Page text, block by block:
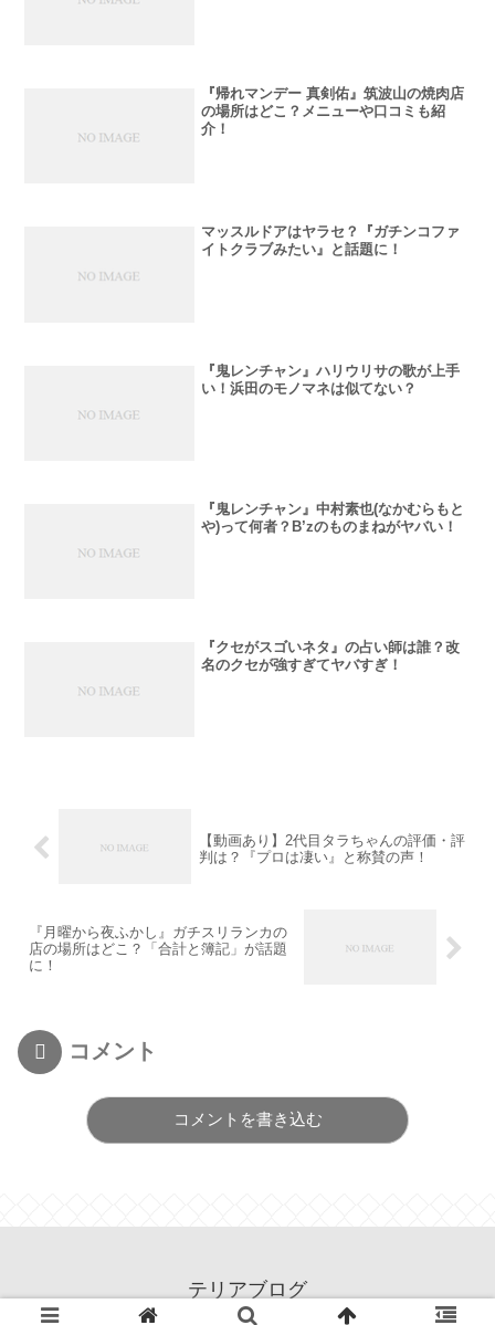
『帰れマンデー 真剣佑』筑波山の焼肉店
の場所はどこ？メニューや口コミも紹
介！
マッスルドアはヤラセ？『ガチンコファ
イトクラブみたい』と話題に！
『鬼レンチャン』ハリウリサの歌が上手
い！浜田のモノマネは似てない？
『鬼レンチャン』中村素也(なかむらもと
や)って何者？B’zのものまねがヤバい！
『クセがスゴいネタ』の占い師は誰？改
名のクセが強すぎてヤバすぎ！
【動画あり】2代目タラちゃんの評価・評
判は？『プロは凄い』と称賛の声！
『月曜から夜ふかし』ガチスリランカの
店の場所はどこ？「合計と簿記」が話題
に！
コメント
コメントを書き込む
テリアブログ